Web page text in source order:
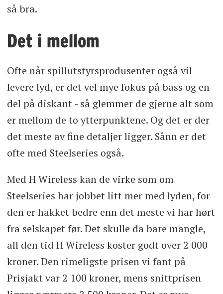
så bra.
Det i mellom
Ofte når spillutstyrsprodusenter også vil
levere lyd, er det vel mye fokus på bass og en
del på diskant - så glemmer de gjerne alt som
er mellom de to ytterpunktene. Og det er der
det meste av fine detaljer ligger. Sånn er det
ofte med Steelseries også.
Med H Wireless kan de virke som om
Steelseries har jobbet litt mer med lyden, for
den er hakket bedre enn det meste vi har hørt
fra selskapet før. Det skulle da bare mangle,
all den tid H Wireless koster godt over 2 000
kroner. Den rimeligste prisen vi fant på
Prisjakt var 2 100 kroner, mens snittprisen